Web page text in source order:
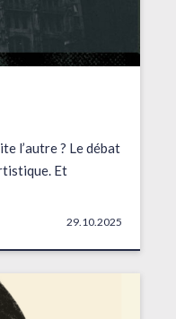
l’autre ? Le débat
Et
29.10.2025